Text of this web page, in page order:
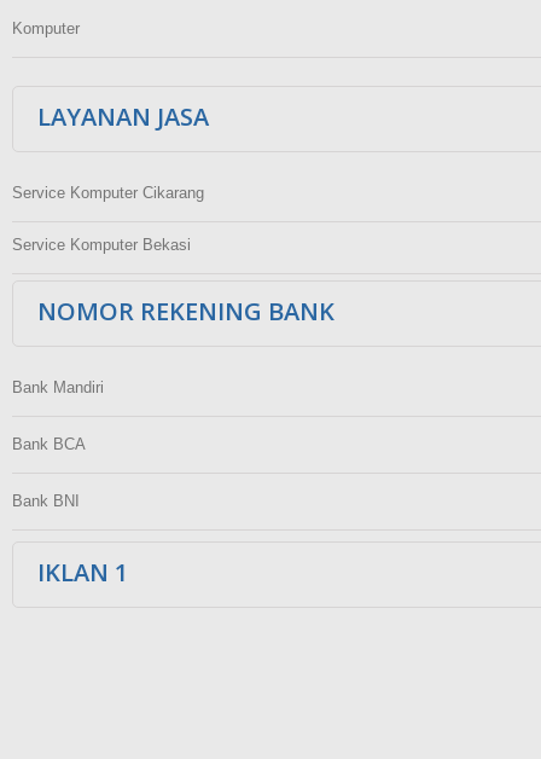
Komputer
LAYANAN JASA
Service Komputer Cikarang
Service Komputer Bekasi
NOMOR REKENING BANK
Bank Mandiri
Bank BCA
Bank BNI
IKLAN 1